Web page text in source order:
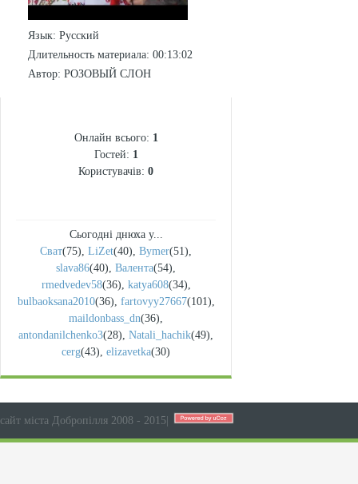
Язык: Русский
Длительность материала: 00:13:02
Автор: РОЗОВЫЙ СЛОН
Онлайн всього: 1
Гостей: 1
Користувачів: 0
Сьогодні днюха у...
Сват(75), LiZet(40), Bymer(51),
slava86(40), Валента(54),
rmedvedev58(36), katya608(34),
bulbaoksana2010(36), fartovyy27667(101),
maildonbass_dn(36),
antondanilchenko3(28), Natali_hachik(49),
cerg(43), elizavetka(30)
сайт міста Добропілля 2008 - 2015